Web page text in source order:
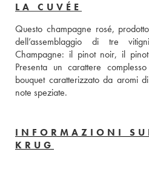
LA CUVÉE
Questo champagne rosé,
dell’assemblaggio di tre
Champagne: il pinot noir, il
Presenta un carattere
bouquet caratterizzato da aromi
note speziate.
INFORMAZIONI
KRUG